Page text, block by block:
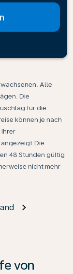
Alle
Die
für die
können je nach
48 Stunden gültig
nicht mehr
vonklicken